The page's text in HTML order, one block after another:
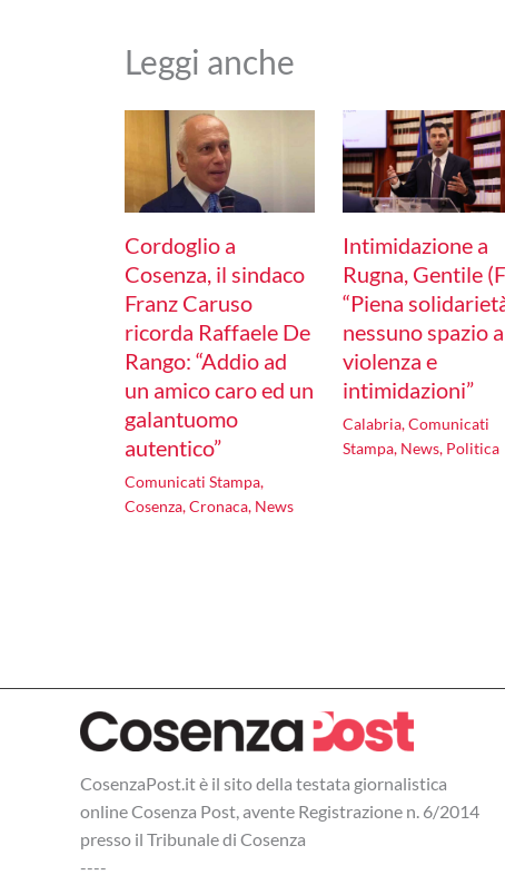
Leggi anche
Cordoglio a
Cosenza, il sindaco
Franz Caruso
ricorda Raffaele De
Rango: “Addio ad
un amico caro ed un
galantuomo
autentico”
Comunicati Stampa,
Cosenza,Cronaca, News
Intimidazione a
Rugna, Gentile
“Piena
nessuno spazio a
violenza e
intimidazioni”
Calabria,Comunicati
Stampa, News, Politica
CosenzaPost.it è il sito della testata giornalistica
online Cosenza Post, avente Registrazione n. 6/2014
presso il Tribunale di Cosenza
----